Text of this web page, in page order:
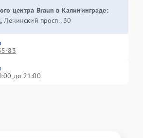
центра Braun в Калининграде:
Ленинский просп., 30
83
до 21:00